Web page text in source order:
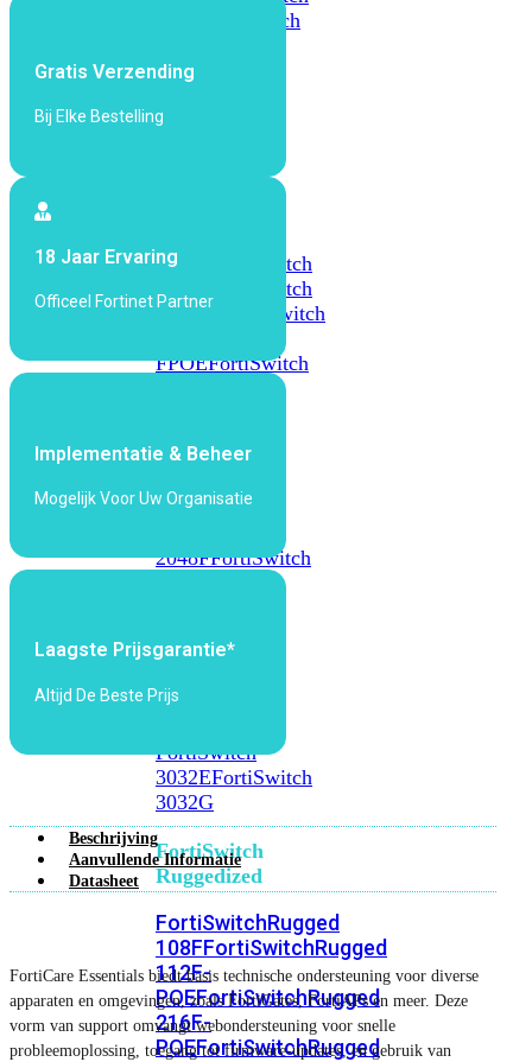
FortiSwitch
FPOE
1024E
FortiSwitch
1048E
FortiSwitch
T1024E
FortiSwitch
FPOEFortiSwitch
2000
Series
2048FFortiSwitch
FortiSwitch
Series
FortiSwitch
3032EFortiSwitch
3032G
FortiSwitch
Ruggedized
FortiSwitchRugged
108FFortiSwitchRugged
112F-
POEFortiSwitchRugged
216F-
POEFortiSwitchRugged
Gratis Verzending
Bij Elke Bestelling
18 Jaar Ervaring
Officeel Fortinet Partner
Implementatie & Beheer
Mogelijk Voor Uw Organisatie
Laagste Prijsgarantie*
Altijd De Beste Prijs
Beschrijving
Aanvullende Informatie
Datasheet
FortiCare Essentials biedt basis technische ondersteuning voor diverse
apparaten en omgevingen, zoals FortiGates, FortiAPs en meer. Deze
vorm van support omvangt webondersteuning voor snelle
probleemoplossing, toegang tot firmware-updates, en gebruik van